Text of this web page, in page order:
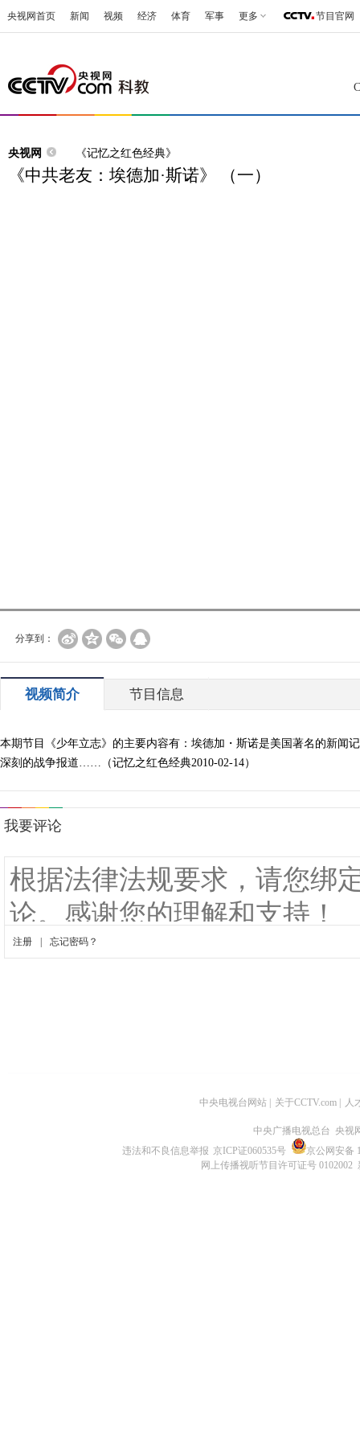
央视网首页 新闻 视频 经济 体育 军事 更多 节目官网
央视网 《记忆之红色经典》
《中共老友：埃德加·斯诺》 （一）
分享到：
视频简介 节目信息
本期节目《少年立志》的主要内容有：埃德加・斯诺是美国著名的新闻
深刻的战争报道……（记忆之红色经典2010-02-14）
中央电视台网站 关于CCTV.com 人
中央广播电视总台 央视
违法和不良信息举报 京ICP证060535号
京公网安备
网上传播视听节目许可证号 0102002